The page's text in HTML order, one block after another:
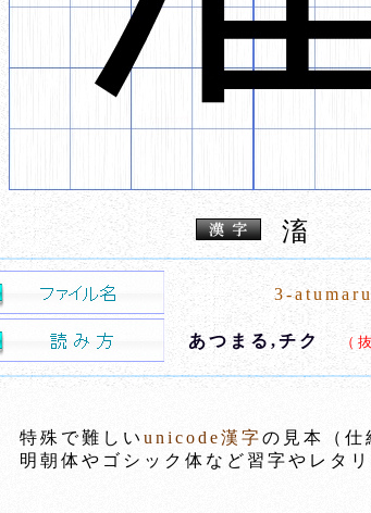
滀
3-
あつまる,チク （
特殊で難しい unicode漢字の見本（仕
明朝体やゴシック体など習字やレタ